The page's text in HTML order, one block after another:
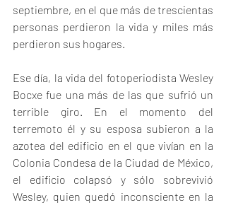
septiembre, en el que más de trescientas
personas perdieron la vida y miles más
perdieron sus hogares.
Ese día, la vida del fotoperiodista Wesley
Bocxe fue una más de las que sufrió un
terrible giro. En el momento del
terremoto él y su esposa subieron a la
azotea del edificio en el que vivían en la
Colonia Condesa de la Ciudad de México,
el edificio colapsó y sólo sobrevivió
Wesley, quien quedó inconsciente en la